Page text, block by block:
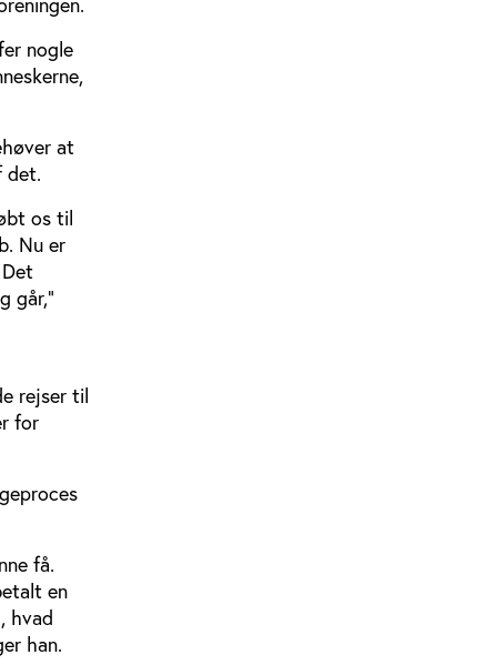
nogle
at
det.
os til
Nu er
går,”
rejser til
for
få.
en
hvad
han.